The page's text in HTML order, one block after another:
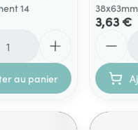
14
au panier
3,63 €